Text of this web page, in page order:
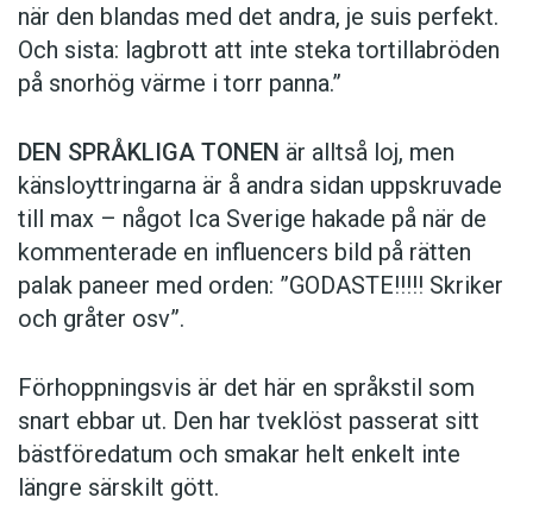
när den blandas med det andra, je suis perfekt.
Och sista: lagbrott att inte steka tortillabröden
på snorhög värme i torr panna.”
DEN SPRÅKLIGA TONEN är alltså loj, men
känsloyttringarna är å andra sidan uppskruvade
till max – något Ica Sverige hakade på när de
kommen­terade en influencers bild på rätten
palak paneer med orden: ­”GODASTE!!!!! Skriker
och gråter osv”.
Förhoppningsvis är det här en språkstil som
snart ebbar ut. Den har tveklöst passerat sitt
bästföredatum och smakar helt enkelt inte
längre särskilt gött.